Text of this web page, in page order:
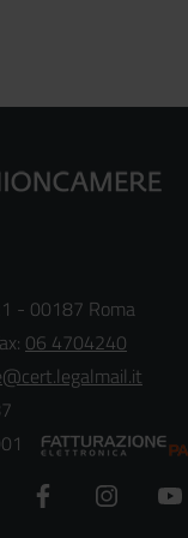
- 00187 Roma
06 4704240
Twitter Facebook Instagram